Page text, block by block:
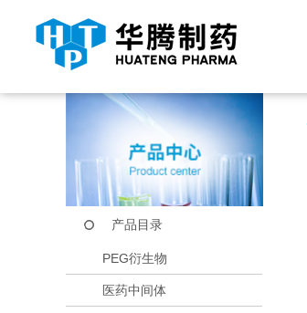
当前位置： 首页 产品中心
产品目录
PEG衍生物
医药中间体